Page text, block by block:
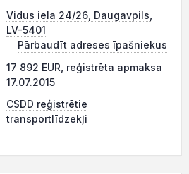
Vidus iela 24/26, Daugavpils,
LV-5401
Pārbaudīt adreses īpašniekus
17 892 EUR, reģistrēta apmaksa
17.07.2015
CSDD reģistrētie
transportlīdzekļi